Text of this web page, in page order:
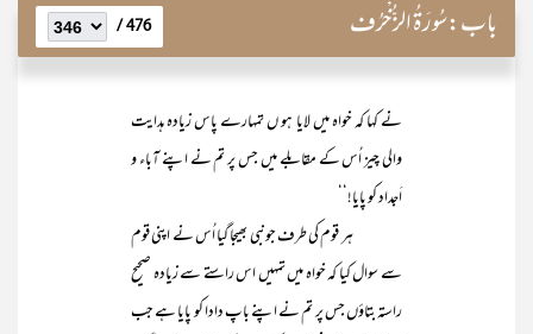
باب:سُورَۃُ الزُّخْرُف 476 /
نے کہا کہ خواہ میں لایا ہو ں تمہارے پاس زیادہ ہدایت
والی چیز اُس کے مقابلے میں جس پر تم نے اپنے آباء و
اَجداد کو پایا!‘‘
ہر قوم کی طرف جونبی بھیجا گیا اُس نے اپنی قوم
سے سوال کیا کہ خواہ میں تمہیں اس راستے سے زیادہ صحیح
راستہ بتاؤں جس پر تم نے اپنے باپ دادا کو پایا ہے جب